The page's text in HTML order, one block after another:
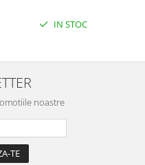
IN STOC
noastre